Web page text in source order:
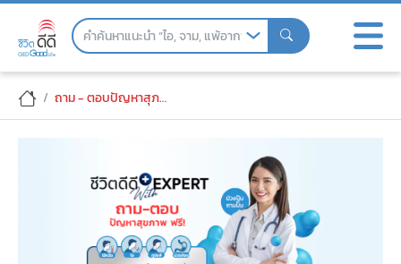
Skip
มึนหัว ลุกขึ้น นั่งลง หูอื้อ
ถาม - ตอบปัญหาสุภาพ